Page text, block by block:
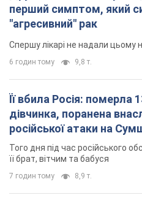
перший симптом, який
"агресивний" рак
Спершу лікарі не надали цьому
6 годин тому 9,8 т.
Її вбила Росія: померла
дівчинка, поранена
російської атаки на
Того дня під час російського
її брат, вітчим та бабуся
7 годин тому 8,9 т.